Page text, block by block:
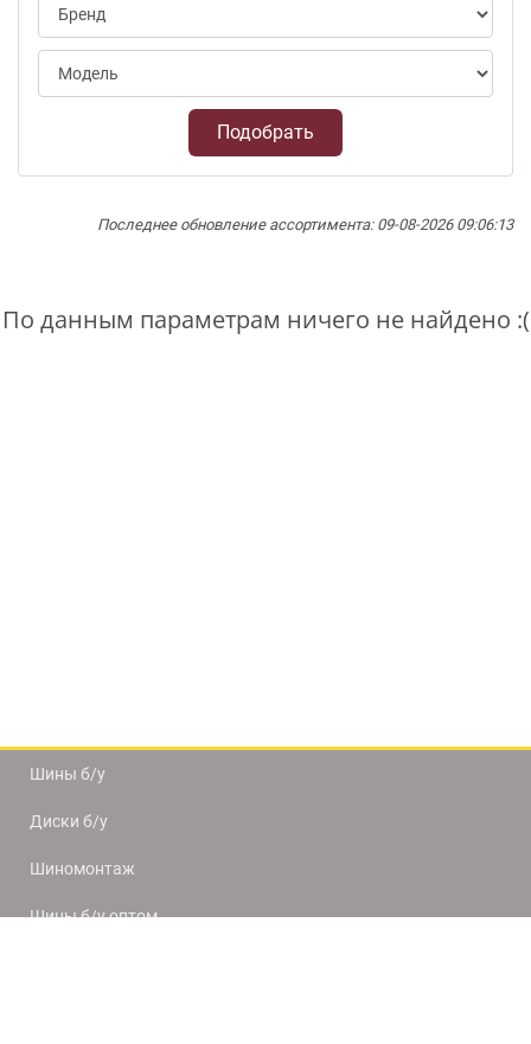
Подобрать
Последнее обновление ассортимента: 09-08-2026 09:06:13
По данным параметрам ничего не найдено :(
Шины б/у
Диски б/у
Шиномонтаж
Шины б/у оптом